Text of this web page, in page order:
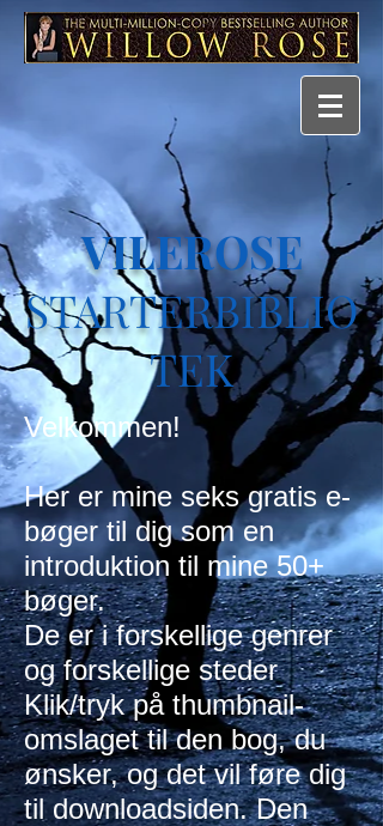
VILEROSE
STARTERBIBLIO
TEK
Velkommen!
Her er mine seks gratis e-
bøger til dig som en
introduktion til mine 50+
bøger.
De er i forskellige genrer
og forskellige steder
Klik/tryk på thumbnail-
omslaget til den bog, du
ønsker, og det vil føre dig
til downloadsiden. Den